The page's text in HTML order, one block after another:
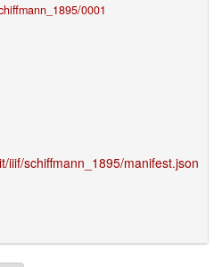
0001
iiif/schiffmann_1895/manifest.json